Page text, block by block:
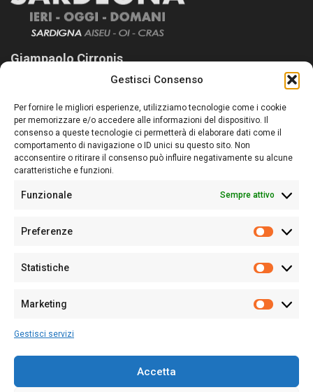
Gestisci Consenso
Per fornire le migliori esperienze, utilizziamo tecnologie come i cookie
per memorizzare e/o accedere alle informazioni del dispositivo. Il
consenso a queste tecnologie ci permetterà di elaborare dati come il
comportamento di navigazione o ID unici su questo sito. Non
acconsentire o ritirare il consenso può influire negativamente su alcune
caratteristiche e funzioni.
Funzionale Sempre attivo
Preferenze
Statistiche
Marketing
Gestisci servizi
Accetta
Giampaolo Cirronis
Sardegna Ieri-Oggi-Domani nasce per informare “liberamente” i
lettori su quanto accade in Sardegna, con un occhio rivolto al
nostro passato e, soprattutto, al nostro futuro
Follow Us
Sede:Via Cristoforo Colombo 09013 Carbonia
Partita IVA02270380922
128/2020 del 10/02/2020
Per la Pubblicità: